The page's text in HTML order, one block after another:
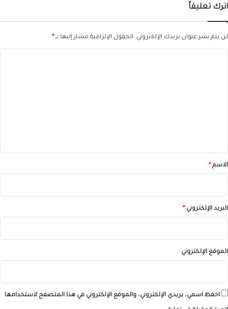
اترك تعليقاً
لن يتم نشر عنوان بريدك الإلكتروني. الحقول الإلزامية مشار إليها بـ *
*الاسم *
البريد الإلكتروني *
الموقع الإلكتروني
احفظ اسمي، بريدي الإلكتروني، والموقع الإلكتروني في هذا المتصفح لاستخدامها